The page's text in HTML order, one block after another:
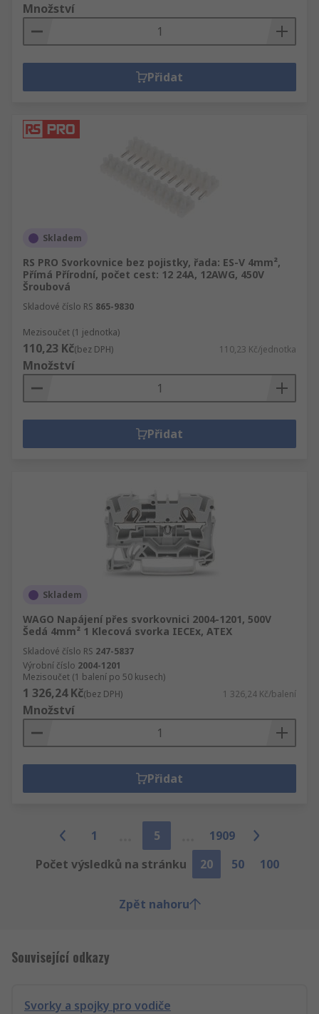
Množství
Přidat
Skladem
RS PRO Svorkovnice bez pojistky, řada: ES-V 4mm²,
Přímá Přírodní, počet cest: 12 24A, 12AWG, 450V
Šroubová
Skladové číslo RS 865-9830
Mezisoučet (1 jednotka)
110,23 Kč(bez DPH) 110,23 Kč/jednotka
Množství
Přidat
Skladem
WAGO Napájení přes svorkovnici 2004-1201, 500V
Šedá 4mm² 1 Klecová svorka IECEx, ATEX
Skladové číslo RS 247-5837
Výrobní číslo 2004-1201
Mezisoučet (1 balení po 50 kusech)
1 326,24 Kč(bez DPH) 1 326,24 Kč/balení
Množství
Přidat
1 5
1909
Počet výsledků na stránku
20 50 100
Zpět nahoru
Související odkazy
Svorky a spojky pro vodiče